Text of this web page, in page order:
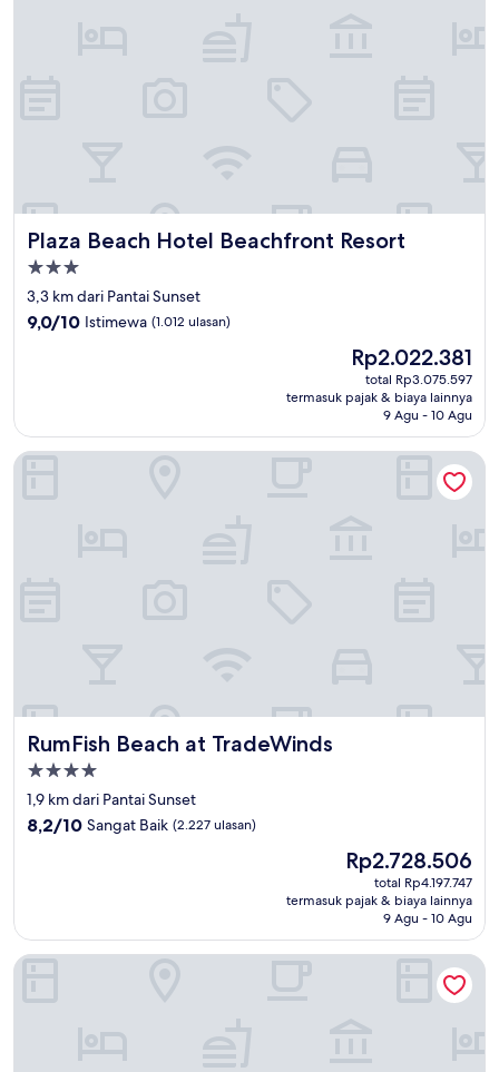
Plaza Beach Hotel Beachfront Resort
Plaza Beach Hotel Beachfront Resort
Properti
bintang
3.0
3,3 km dari Pantai Sunset
9.0
9,0/10 Istimewa (1.012 ulasan)
Harga
sekarang
Rp2.022.381
Rp2.022.381
total Rp3.075.597
termasuk pajak & biaya lainnya
9 Agu - 10 Agu
RumFish Beach at TradeWinds
RumFish Beach at TradeWinds
Properti
bintang
4.0
1,9 km dari Pantai Sunset
8.2
ulasan)
8,2/10 Sangat Baik (2.227 ulasan)
Harga
sekarang
Rp2.728.506
Rp2.728.506
total Rp4.197.747
termasuk pajak & biaya lainnya
9 Agu - 10 Agu
RumFish Beach at TradeWinds
Island Grand at TradeWinds